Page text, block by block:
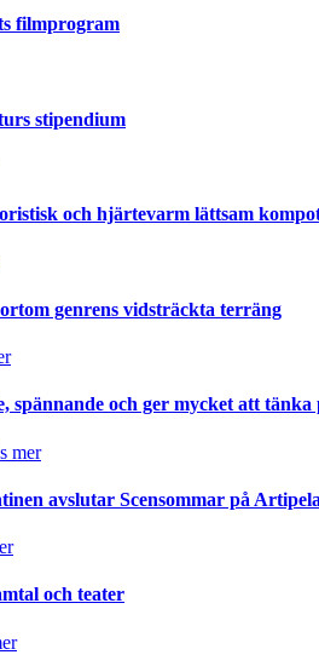
filmprogram
stipendium
och hjärtevarm lättsam
grönaste
genrens vidsträckta terräng
om
Sweden
Jazz
2026
I
bortom
vidsträckta
spännande och ger mycket att tänka
merom
Trustorhärvan
ger
avslutar Scensommar på
om
Endre,
och
och teater
om